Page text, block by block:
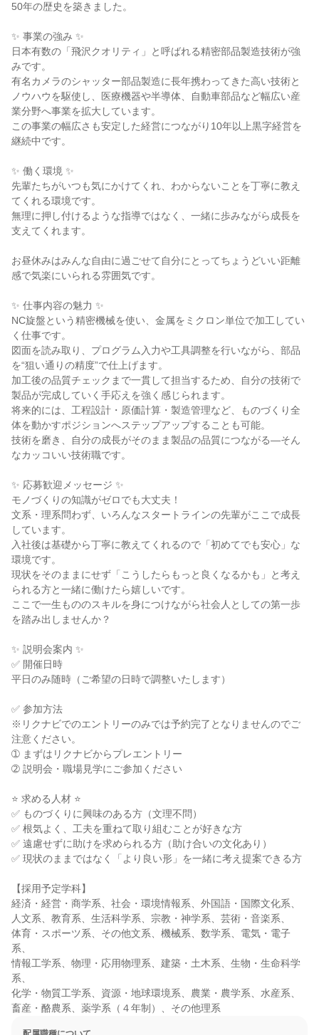
50年の歴史を築きました。
✨ 事業の強み ✨
日本有数の「飛沢クオリティ」と呼ばれる精密部品製造技術が強
みです。
有名カメラのシャッター部品製造に長年携わってきた高い技術と
ノウハウを駆使し、医療機器や半導体、自動車部品など幅広い産
業分野へ事業を拡大しています。
この事業の幅広さも安定した経営につながり10年以上黒字経営を
継続中です。
✨ 働く環境 ✨
先輩たちがいつも気にかけてくれ、わからないことを丁寧に教え
てくれる環境です。
無理に押し付けるような指導ではなく、一緒に歩みながら成長を
支えてくれます。
お昼休みはみんな自由に過ごせて自分にとってちょうどいい距離
感で気楽にいられる雰囲気です。
✨ 仕事内容の魅力 ✨
NC旋盤という精密機械を使い、金属をミクロン単位で加工してい
く仕事です。
図面を読み取り、プログラム入力や工具調整を行いながら、部品
を“狙い通りの精度”で仕上げます。
加工後の品質チェックまで一貫して担当するため、自分の技術で
製品が完成していく手応えを強く感じられます。
将来的には、工程設計・原価計算・製造管理など、ものづくり全
体を動かすポジションへステップアップすることも可能。
技術を磨き、自分の成長がそのまま製品の品質につながる—そん
なカッコいい技術職です。
✨ 応募歓迎メッセージ ✨
モノづくりの知識がゼロでも大丈夫！
文系・理系問わず、いろんなスタートラインの先輩がここで成長
しています。
入社後は基礎から丁寧に教えてくれるので「初めてでも安心」な
環境です。
現状をそのままにせず「こうしたらもっと良くなるかも」と考え
られる方と一緒に働けたら嬉しいです。
ここで一生もののスキルを身につけながら社会人としての第一歩
を踏み出しませんか？
✨ 説明会案内 ✨
✅ 開催日時
平日のみ随時（ご希望の日時で調整いたします）
✅ 参加方法
※リクナビでのエントリーのみでは予約完了となりませんのでご
注意ください。
➀ まずはリクナビからプレエントリー
➁ 説明会・職場見学にご参加ください
⭐ 求める人材 ⭐
✅ ものづくりに興味のある方（文理不問）
✅ 根気よく、工夫を重ねて取り組むことが好きな方
✅ 遠慮せずに助けを求められる方（助け合いの文化あり）
✅ 現状のままではなく「より良い形」を一緒に考え提案できる方
【採用予定学科】
経済・経営・商学系、社会・環境情報系、外国語・国際文化系、
人文系、教育系、生活科学系、宗教・神学系、芸術・音楽系、
体育・スポーツ系、その他文系、機械系、数学系、電気・電子
系、
情報工学系、物理・応用物理系、建築・土木系、生物・生命科学
系、
化学・物質工学系、資源・地球環境系、農業・農学系、水産系、
畜産・酪農系、薬学系（４年制）、その他理系